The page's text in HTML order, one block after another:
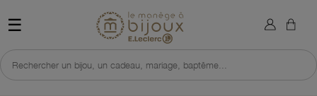
☰ Retour à l'accueil du site
Rechercher un bijou, un cadeau, mariage, baptême...
×